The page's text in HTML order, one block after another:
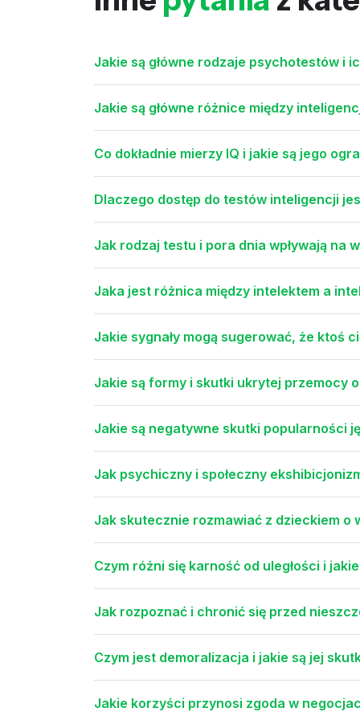
Jakie są główne rodzaje psychotestów i
Jakie są główne różnice między
Co dokładnie mierzy IQ i jakie są jego
Dlaczego dostęp do testów inteligencji
Jak rodzaj testu i pora dnia wpływają na
Jaka jest różnica między intelektem a
Jakie sygnały mogą sugerować, że ktoś
Jakie są formy i skutki ukrytej przemocy
Jakie są negatywne skutki popularności
Jak psychiczny i społeczny
Jak skutecznie rozmawiać z dzieckiem o
Czym różni się karność od uległości i
Jak rozpoznać i chronić się przed
Czym jest demoralizacja i jakie są jej
Jakie korzyści przynosi zgoda w